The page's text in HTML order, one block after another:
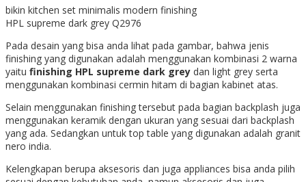
bikin kitchen set minimalis modern finishing
HPL supreme dark grey Q2976
Pada desain yang bisa anda lihat pada gambar, bahwa jenis
finishing yang digunakan adalah menggunakan kombinasi 2 warna
yaitu finishing HPL supreme dark grey dan light grey serta
menggunakan kombinasi cermin hitam di bagian kabinet atas.
Selain menggunakan finishing tersebut pada bagian backplash juga
menggunakan keramik dengan ukuran yang sesuai dari backplash
yang ada. Sedangkan untuk top table yang digunakan adalah granit
nero india.
Kelengkapan berupa aksesoris dan juga appliances bisa anda pilih